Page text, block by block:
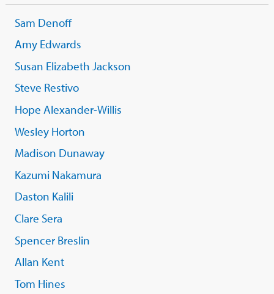
Sam Denoff
Amy Edwards
Susan Elizabeth Jackson
Steve Restivo
Hope Alexander-Willis
Wesley Horton
Madison Dunaway
Kazumi Nakamura
Daston Kalili
Clare Sera
Spencer Breslin
Allan Kent
Tom Hines